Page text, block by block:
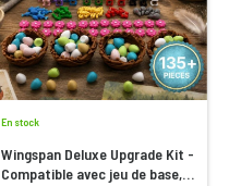
En stock
Wingspan Deluxe Upgrade Kit -
Compatible avec jeu de base,